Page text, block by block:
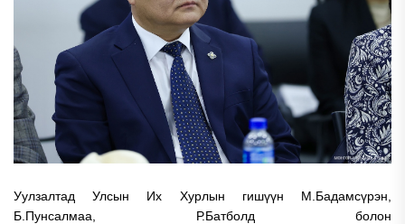
Уулзалтад Улсын Их Хурлын гишүүн М.Бадамсүрэн,
Б.Пунсалмаа, Р.Батболд болон